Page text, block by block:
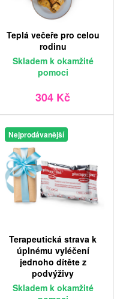
Teplá večeře pro celou
rodinu
Skladem k okamžité
pomoci
304 Kč
Nejprodávanější
Terapeutická strava k
úplnému vyléčení
jednoho dítěte z
podvýživy
Skladem k okamžité